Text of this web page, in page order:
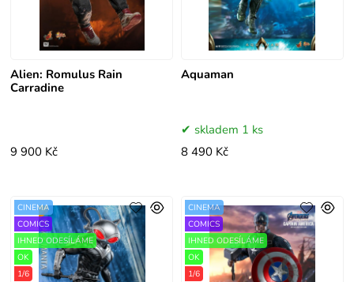
Alien: Romulus Rain
Carradine
9 900 Kč
Aquaman
skladem 1 ks
8 490 Kč
CINEMA
COMICS
IHNED ODESÍLÁME
OK
1/6
CINEMA
COMICS
IHNED ODESÍLÁME
OK
1/6